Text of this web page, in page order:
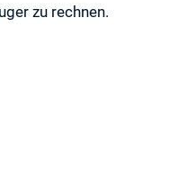
zu rechnen.